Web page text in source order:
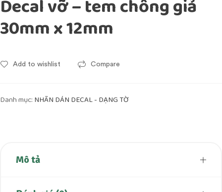
Decal vỡ – tem chống giả
30mm x 12mm
Add to wishlist Compare
Danh mục: NHÃN DÁN DECAL - DẠNG TỜ
Mô tả